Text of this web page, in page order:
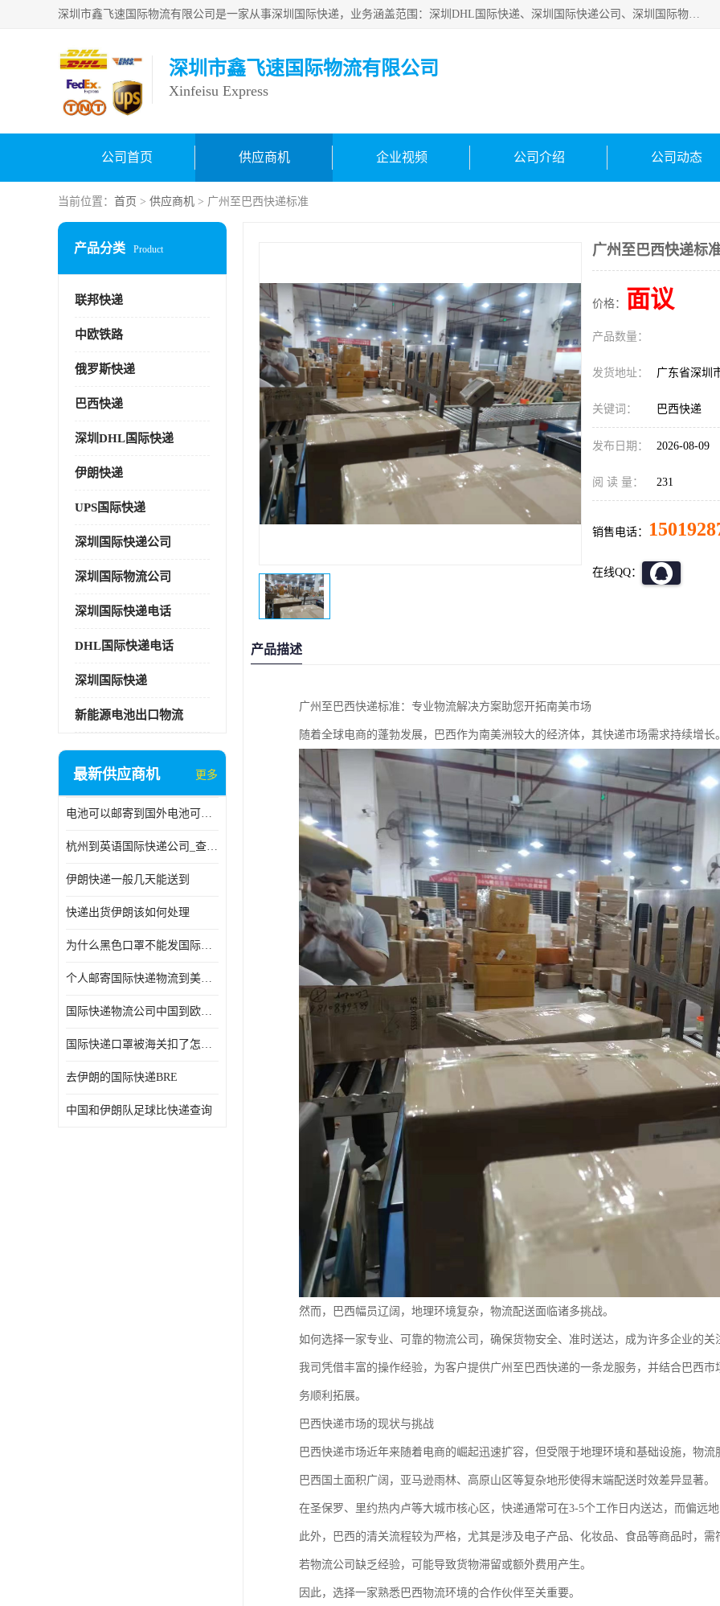
深圳市鑫飞速国际物流有限公司是一家从事深圳国际快递，业务涵盖范围：深圳DHL国际快递、深圳国际快递公司、深圳国际物流公司、深圳国际快递、深圳DHL国际快递电话可拨打全国服务热线：15019287411。欢迎各位亲来人来电到我司洽谈合作。
深圳市鑫飞速国际物流有限公司
Xinfeisu Express
公司首页 供应商机 企业视频 公司介绍 公司动态
当前位置： 首页 > 供应商机 > 广州至巴西快递标准
产品分类 Product
联邦快递
中欧铁路
俄罗斯快递
巴西快递
深圳DHL国际快递
伊朗快递
UPS国际快递
深圳国际快递公司
深圳国际物流公司
深圳国际快递电话
DHL国际快递电话
深圳国际快递
新能源电池出口物流
最新供应商机 更多
电池可以邮寄到国外电池可以发国际物流手机电池可以邮寄到国外
杭州到英语国际快递公司_查国际快递
伊朗快递一般几天能送到
快递出货伊朗该如何处理
为什么黑色口罩不能发国际快递 国际寄口罩快递需要填写信息
个人邮寄国际快递物流到美加墨西哥英国比利时荷兰波兰意大利
国际快递物流公司中国到欧洲英国法国德国能寄铁路空运海运
国际快递口罩被海关扣了怎么办
去伊朗的国际快递BRE
中国和伊朗队足球比快递查询
广州至巴西快递标
价格： 面议
产品数量：
发货地址： 广东省深圳
关键词： 巴西快递
发布日期： 2026-08-09
阅 读 量： 231
销售电话：
在线QQ：
产品描述
广州至巴西快递标准：专业物流解决方案助您开拓南美市场
随着全球电商的蓬勃发展，巴西作为南美洲较大的经济体，其快递市场需求持续增长
然而，巴西幅员辽阔，地理环境复杂，物流配送面临诸多挑战。
如何选择一家专业、可靠的物流公司，确保货物安全、准时送达，成为许多企业的关
我司凭借丰富的操作经验，为客户提供广州至巴西快递的一条龙服务，并结合巴西
务顺利拓展。
巴西快递市场的现状与挑战
巴西快递市场近年来随着电商的崛起迅速扩容，但受限于地理环境和基础设施，物
巴西国土面积广阔，亚马逊雨林、高原山区等复杂地形使得末端配送时效差异显著。
在圣保罗、里约热内卢等大城市核心区，快递通常可在3-5个工作日内送达，而偏远
此外，巴西的清关流程较为严格，尤其是涉及电子产品、化妆品、食品等商品时，需
若物流公司缺乏经验，可能导致货物滞留或额外费用产生。
因此，选择一家熟悉巴西物流环境的合作伙伴至关重要。